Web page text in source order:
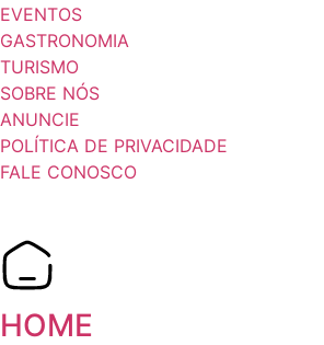
EVENTOS
GASTRONOMIA
TURISMO
SOBRE NÓS
ANUNCIE
POLÍTICA DE PRIVACIDADE
FALE CONOSCO
HOME